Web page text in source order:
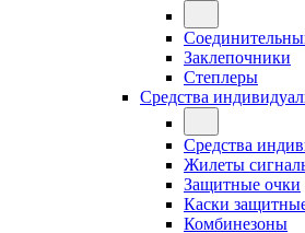
Заклепочники
Степлеры
Средства
Средства
Жилеты
Защитные очки
Каски
Комбинезоны